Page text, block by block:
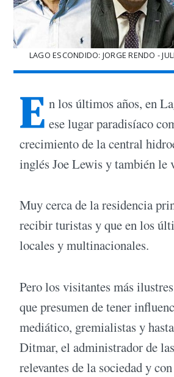
LAGO ESCONDIDO: JORGE RENDO -
E n los últimos años, en
ese lugar paradisíaco
crecimiento de la central
inglés Joe Lewis y también le
Muy cerca de la residencia
recibir turistas y que en los
locales y multinacionales.
Pero los visitantes más
que presumen de tener
mediático, gremialistas y
Ditmar, el administrador de
relevantes de la sociedad y